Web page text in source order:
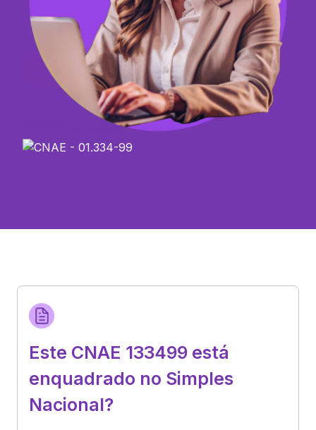
Este CNAE 133499 está
enquadrado no Simples
Nacional?